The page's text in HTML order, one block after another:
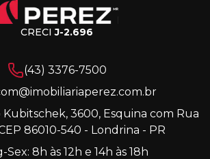
CRECIJ-2.696
(43) 3376-7500
Kubitschek, 3600, Esquina com Rua
86010-540 - Londrina - PR
Sex: 8h às 12h e 14h às 18h